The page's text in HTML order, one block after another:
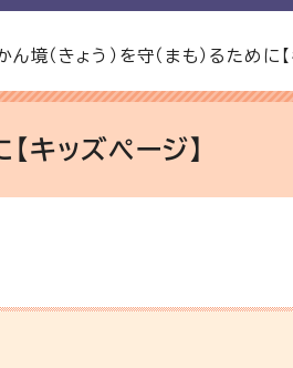
ん境（きょう）を守（まも）るために
キッズページ】